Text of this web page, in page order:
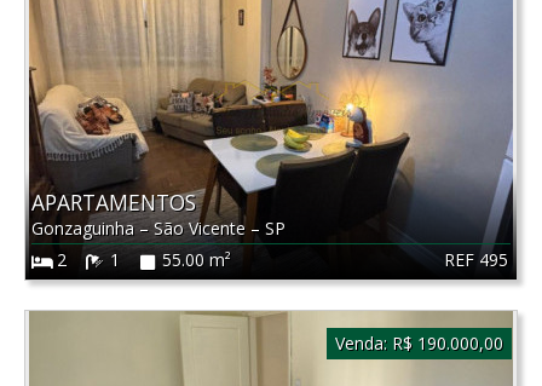
REF 495
APARTAMENTOS
Gonzaguinha–São Vicente – SP
2
1 55.00 m²
Venda: R$ 190.000,00